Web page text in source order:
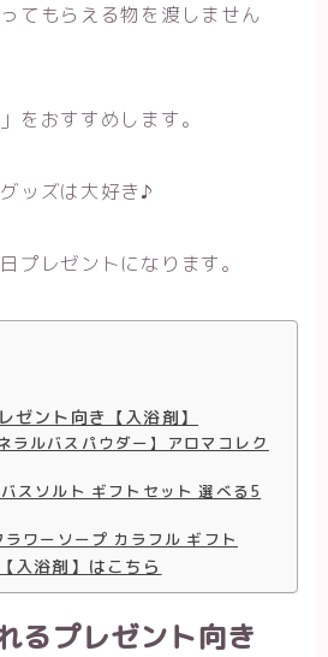
てもらえる物を渡しません
をおすすめします。
ッズは大好き♪
プレゼントになります。
ゼント向き【入浴剤】
ラルバスパウダー】アロマコレク
スソルト ギフトセット 選べる5
ワーソープ カラフル ギフト
入浴剤】はこちら
るプレゼント向き